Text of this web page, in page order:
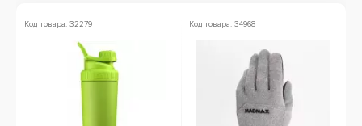
Код товара: 32279 Код товара: 34968